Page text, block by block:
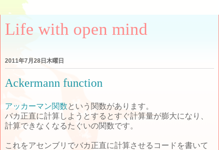
Life with open mind
2011年7月28日木曜日
Ackermann function
アッカーマン関数 という関数があります。
バカ正直に計算しようとするとすぐ計算量が膨大になり、
計算できなくなるたぐいの関数です。
これをアセンブリでバカ正直に計算させるコードを書いて